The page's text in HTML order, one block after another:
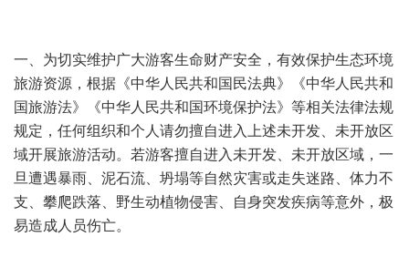
一、为切实维护广大游客生命财产安全，有效保护生态环境
旅游资源，根据《中华人民共和国民法典》《中华人民共和
国旅游法》《中华人民共和国环境保护法》等相关法律法规
规定，任何组织和个人请勿擅自进入上述未开发、未开放区
域开展旅游活动。若游客擅自进入未开发、未开放区域，一
旦遭遇暴雨、泥石流、坍塌等自然灾害或走失迷路、体力不
支、攀爬跌落、野生动植物侵害、自身突发疾病等意外，极
易造成人员伤亡。